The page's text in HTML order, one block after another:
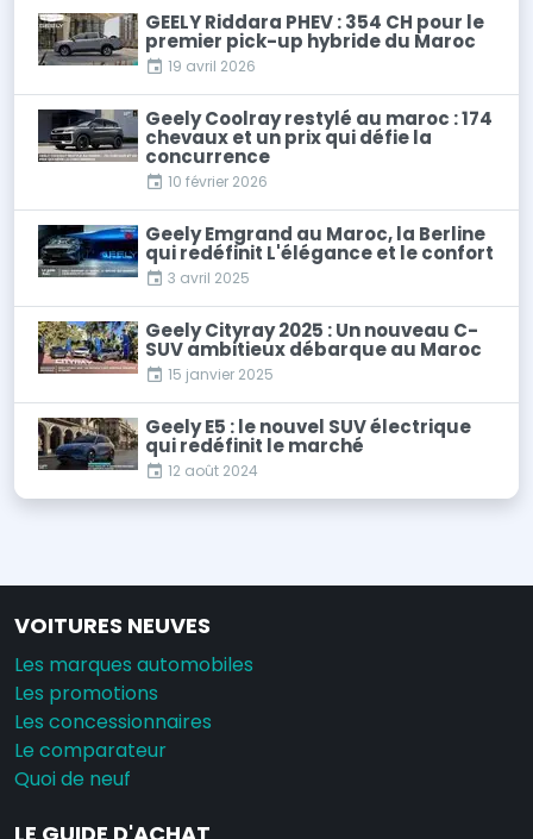
GEELY Riddara PHEV : 354 CH pour le
premier pick-up hybride du Maroc
19 avril 2026
Geely Coolray restylé au maroc : 174
chevaux et un prix qui défie la
concurrence
10 février 2026
Geely Emgrand au Maroc, la Berline
qui redéfinit L'élégance et le confort
3 avril 2025
Geely Cityray 2025 : Un nouveau C-
SUV ambitieux débarque au Maroc
15 janvier 2025
Geely E5 : le nouvel SUV électrique
qui redéfinit le marché
12 août 2024
VOITURES NEUVES
Les marques automobiles
Les promotions
Les concessionnaires
Le comparateur
Quoi de neuf